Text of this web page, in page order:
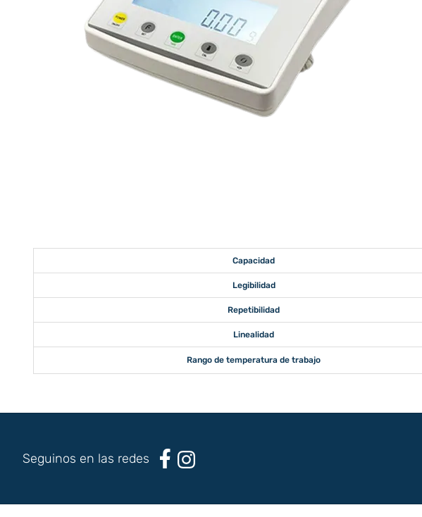
Capacidad
Legibilidad
Repetibilidad
Linealidad
Rango de temperatura de trabajo
Seguinos en las redes